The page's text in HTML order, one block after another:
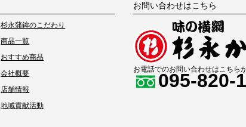
杉永蒲鉾のこだわり
商品一覧
おすすめ商品
会社概要
店舗情報
地域貢献活動
お問い合わせはこちら
お電話でのお問い合わせはこちら
095-820-